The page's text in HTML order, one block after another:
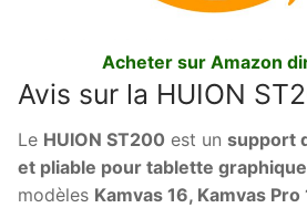
Acheter sur Amazon
Avis sur la HUION
Le HUION ST200 est un support
et pliable pour tablette graphique
modèles Kamvas 16, Kamvas Pro